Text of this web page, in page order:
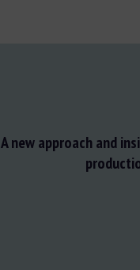
A new approach and